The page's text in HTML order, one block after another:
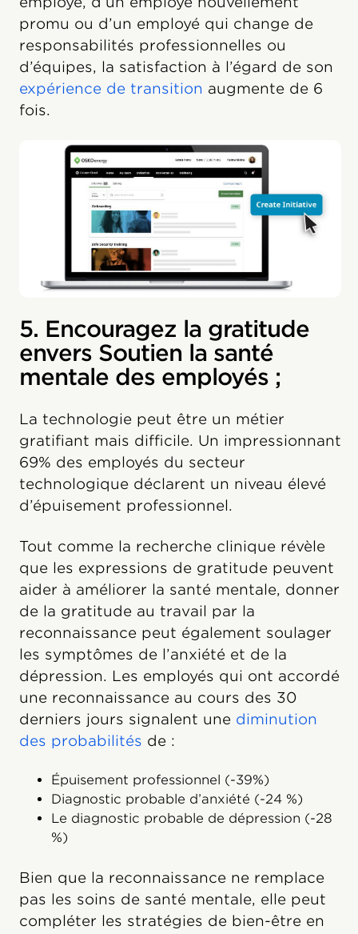
promu ou d’un employé qui change de
responsabilités professionnelles ou
d’équipes, la satisfaction à l’égard de son
expérience de transition augmente de 6
fois.
5. Encouragez la gratitude
envers Soutien la santé
mentale des employés ;
La technologie peut être un métier
gratifiant mais difficile. Un impressionnant
69% des employés du secteur
technologique déclarent un niveau élevé
d’épuisement professionnel.
Tout comme la recherche clinique révèle
que les expressions de gratitude peuvent
aider à améliorer la santé mentale, donner
de la gratitude au travail par la
reconnaissance peut également soulager
les symptômes de l’anxiété et de la
dépression. Les employés qui ont accordé
une reconnaissance au cours des 30
derniers jours signalent une diminution
des probabilités de :
Épuisement professionnel (-39%)
Diagnostic probable d’anxiété (-24 %)
Le diagnostic probable de dépression (-28
%)
Bien que la reconnaissance ne remplace
pas les soins de santé mentale, elle peut
compléter les stratégies de bien-être en